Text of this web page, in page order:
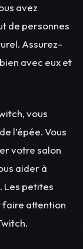
avez
de personnes
Assurez-
avec eux et
vous
l’épée. Vous
votre salon
aider à
Les petites
faire attention